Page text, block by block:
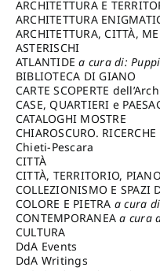
cura di: Carrara Gianfranco
ARCHITETTURA E
cura di: Pietrogrande Enrico
ARCHITETTURA
cura di: Lenci Ruggero
ARCHITETTURA, CITTÀ,
a cura di: Valeriani Enrico
ASTERISCHI
ATLANTIDEa cura di: Puppi
Lionello
BIBLIOTECA DI GIANO
CARTE SCOPERTE
Storico Capitolino
CASE, QUARTIERI e
CATALOGHI MOSTRE
CHIAROSCURO.
STORIA E STORIA
cura di: Di Carpegna
Tommaso
Chieti-Pescara
CITTÀ
CITTÀ, TERRITORIO, PIANO
di: Imbesi Giuseppe
COLLEZIONISMO E SPAZI
COLLEZIONISMO a cura di:
Magnani Lauro
COLORE E PIETRA a cura
Selvaggi Giuseppe
CONTEMPORANEAa cura
Gubinelli Luna
CULTURA
DdA Events
DdA Writings